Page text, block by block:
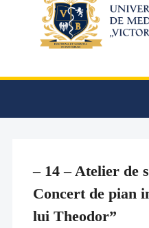
– 14 – Atelier de
Concert de pian
lui Theodor”